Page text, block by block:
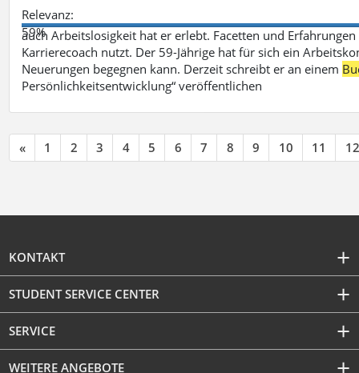
Relevanz:
59%
auch Arbeitslosigkeit hat er erlebt. Facetten und
Karrierecoach nutzt. Der 59-Jährige hat für sich ein
Neuerungen begegnen kann. Derzeit schreibt er an einem
Persönlichkeitsentwicklung“ veröffentlichen
« 1 2 3 4 5 6 7 8 9 10 11 12
KONTAKT
STUDENT SERVICE CENTER
SERVICE
WEITERE ANGEBOTE